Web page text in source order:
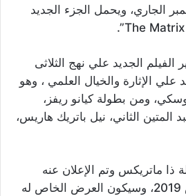
في 22 ديسمبر الجاري، ويحمل الجزء الجديد
الفيلم الجديد علي نهج الثلاثى
علي الإثارة والخيال العلمي ، وهو
ومن بطولة كيانو ريفز،
الثاني، نيل باتريك هاريس،
ذا ماتريكس وتم الإعلان عنه
رسميا في 20 أغسطس 2019، وسيكون العرض الخاص له